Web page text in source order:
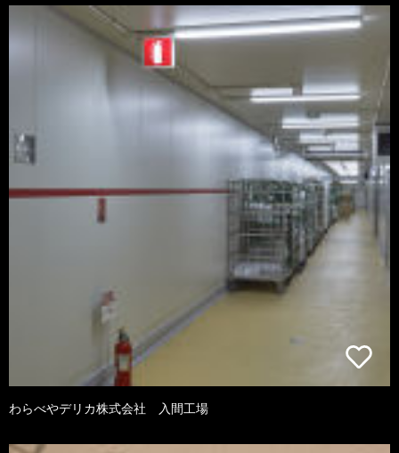
わらべやデリカ株式会社 入間工場